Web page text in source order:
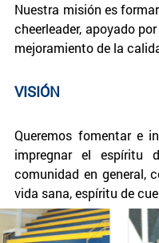
Nuestra misión es
cheerleader, apoyado
mejoramiento de la
VISIÓN
Queremos fomentar e
impregnar el espíritu
comunidad en general,
vida sana, espíritu de